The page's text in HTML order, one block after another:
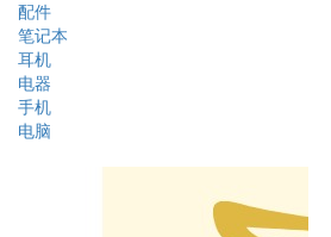
配件
笔记本
耳机
电器
手机
电脑